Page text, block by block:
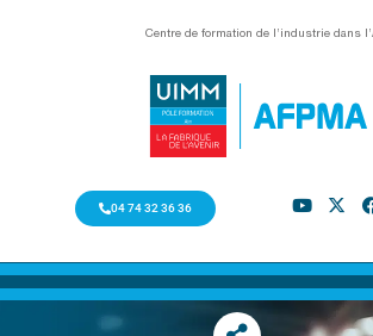
Centre de formation de l’industrie dans
04 74 32 36 36